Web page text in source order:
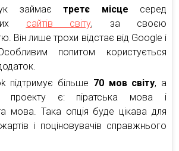
займаєтретє місце серед
сайтів світу, за своєю
Він лише трохи відстає від Google і
попитом користується
підтримує більше 70 мов світу, а
проекту є: піратська мова і
мова. Така опція буде цікава для
і поціновувачів справжнього